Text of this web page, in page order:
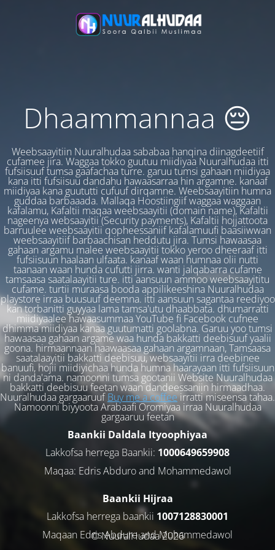
Dhaammannaa 😔
Weebsaayitiin Nuuralhudaa sababaa hanqina diinagdeetiif
cufamee jira. Waggaa tokko guutuu miidiyaa Nuuralhudaa itti
fufsiisuuf tumsa gaafachaa turre. garuu tumsi gahaan miidiyaa
kana itti fufsiisuu dandahu hawaasarraa hin argamne. kanaaf
miidiyaa kana guututti cufuuf dirqamne. Weebsaayitiin humna
guddaa barbaaada. Mallaqa Hoostiingiif waggaa waggaan
kafalamu, Kafaltii maqaa weebsaayitii (domain name), Kafaltii
nageenya websaayitii (Security payments), Kafaltii hojjattoota
barruulee weebsaayitii qopheessaniif kafalamuufi baasiiwwan
weebsaayitiif barbaachisan heddutu jira. Tumsi hawaasaa
gahaan argamu malee weebsaayitii tokko yeroo dheeraaf itti
fufsiisuun haalaan ulfaata. kanaaf waan humnaa olii nutti
taanaan waan hunda cufutti jirra. wanti jalqabarra cufame
tamsaasa saatalaayitii ture. itti aansuun ammoo weebsaayititu
cufame. turtii muraasa booda appilikeeshina Nuuralhudaa
playstore irraa buusuuf deemna. itti aansuun sagantaa reediyoo
kan torbanitti guyyaa lama tamsa'utu dhaabbata. dhumarratti
miidiyaalee hawaasummaa YouTube fi Facebook cufnee
dhimma miidiyaa kanaa guutumatti goolabna. Garuu yoo tumsi
hawaasaa gahaan argame waa hunda bakkatti deebisuuf yaalii
goona. hirmaannaan haawaasaa gahaan argamnaan, Tamsaasa
saatalaayitii bakkatti deebisuu, websaayitii irra deebinee
banuufi, hojii miidiyichaa hunda humna haarayaan itti fufsiisuun
ni danda'ama. namoonni tumsa gootanii Website Nuuralhudaa
bakkatti deebisuu feetan waan dandeessaniin hirmaadhaa.
Nuuralhudaa gargaaruufBuy me a coffeeirratti miseensa tahaa.
Namoonni biyyoota Arabaafi Oromiyaa irraa Nuuralhudaa
gargaaruu feetan
Baankii Daldala Ityoophiyaa
Lakkofsa herrega Baankii: 1000649659908
Maqaa: Edris Abduro and Mohammedawol
Baankii Hijraa
Lakkofsa herrega baankii 1007128830001
Maqaan Edris Abduro and Muhammedawol
© NuuralHudaa 2026